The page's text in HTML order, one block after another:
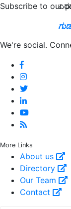
Subscribe to our
We're social.
More Links
About us
Directory
Our Team
Contact